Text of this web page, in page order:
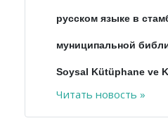
русском языке в
муниципальной
Soysal Kütüphane ve
Читать новость »